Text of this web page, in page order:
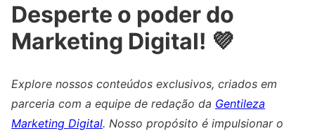
Desperte o poder do
Marketing Digital! 💜
Explore nossos conteúdos exclusivos, criados em
parceria com a equipe de redação da Gentileza
Marketing Digital. Nosso propósito é impulsionar o